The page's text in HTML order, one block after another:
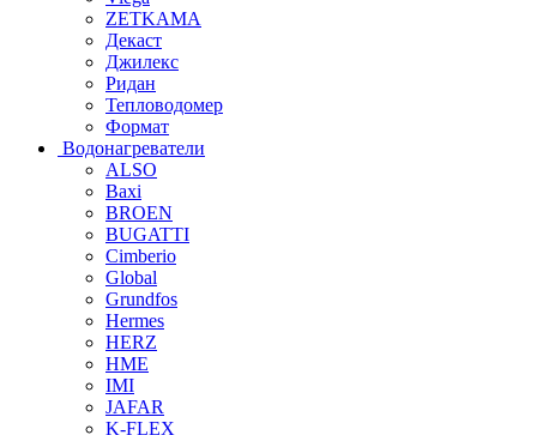
ZETKAMA
Декаст
Джилекс
Ридан
Тепловодомер
Формат
Водонагреватели
ALSO
Baxi
BROEN
BUGATTI
Cimberio
Global
Grundfos
Hermes
HERZ
HME
IMI
JAFAR
K-FLEX